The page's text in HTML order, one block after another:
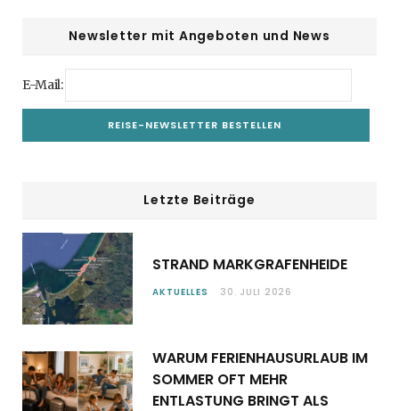
Newsletter mit Angeboten und News
E-Mail:
Letzte Beiträge
STRAND MARKGRAFENHEIDE
AKTUELLES 30. JULI 2026
WARUM FERIENHAUSURLAUB IM
SOMMER OFT MEHR
ENTLASTUNG BRINGT ALS